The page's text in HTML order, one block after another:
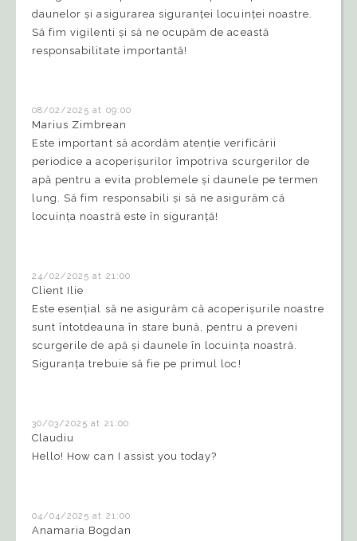
daunelor și asigurarea siguranței locuinței noastre.
Să fim vigilenti și să ne ocupăm de această
responsabilitate importantă!
08/02/2025 at 09:00
Marius Zimbrean
Este important să acordăm atenție verificării
periodice a acoperișurilor împotriva scurgerilor de
apă pentru a evita problemele și daunele pe termen
lung. Să fim responsabili și să ne asigurăm că
locuința noastră este în siguranță!
24/02/2025 at 21:00
Client Ilie
Este esențial să ne asigurăm că acoperișurile noastre
sunt întotdeauna în stare bună, pentru a preveni
scurgerile de apă și daunele în locuința noastră.
Siguranța trebuie să fie pe primul loc!
30/03/2025 at 21:00
Claudiu
Hello! How can I assist you today?
04/04/2025 at 21:00
Anamaria Bogdan